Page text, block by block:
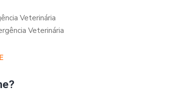
Veterinária
Veterinária